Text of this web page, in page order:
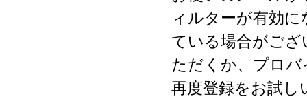
ィルターが有効
ている場合がご
ただくか、プロ
再度登録をお試し